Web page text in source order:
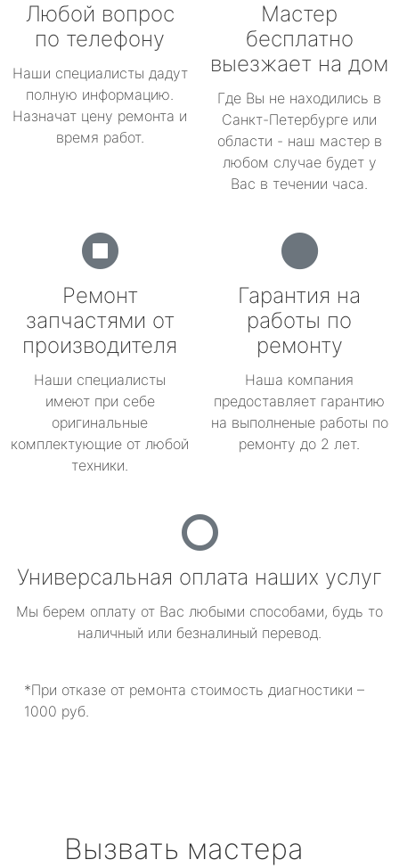
Любой вопрос
по телефону
Наши специалисты дадут
полную информацию.
Назначат цену ремонта и
время работ.
Мастер
бесплатно
выезжает на дом
Где Вы не находились в
Санкт-Петербурге или
области - наш мастер в
любом случае будет у
Вас в течении часа.
Ремонт
запчастями от
производителя
Наши специалисты
имеют при себе
оригинальные
комплектующие от любой
техники.
Гарантия на
работы по
ремонту
Наша компания
предоставляет гарантию
на выполненые работы по
ремонту до 2 лет.
Универсальная оплата наших услуг
Мы берем оплату от Вас любыми способами, будь то
наличный или безналиный перевод.
*При отказе от ремонта стоимость диагностики –
1000 руб.
Вызвать мастера